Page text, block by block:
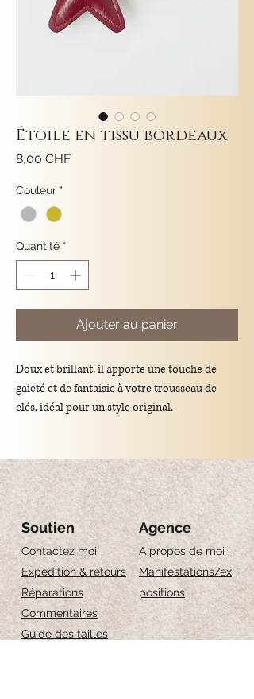
Étoile en tissu bordeaux
8,00 CHFPrix
Couleur *
Quantité *
Ajouter au panier
Doux et brillant, il apporte une touche de
gaieté et de fantaisie à votre trousseau de
clés, idéal pour un style original.
Matériau : simili cuir
Dimensions : 4,6 x 4,7 cm
Soutien
Contactez moi
Expédition & retours
Réparations
Commentaires
Guide des tailles
Agence
A propos de moi
Manifestations/ex
positions